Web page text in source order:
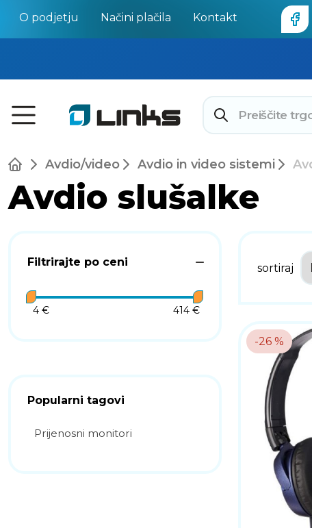
O podjetju Načini plačila Kontakt
Avdio/video Avdio in video sistemi
Avdio slušalke
Filtrirajte po ceni
4 € 414 €
Popularni tagovi
Prijenosni monitori
sortiraj
-26 %